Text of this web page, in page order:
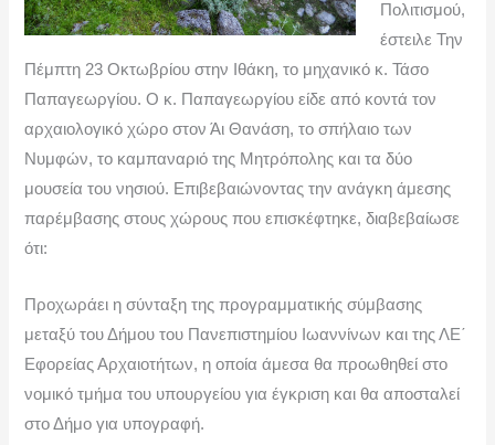
Πολιτισμού,
έστειλε Την
Πέμπτη 23 Οκτωβρίου στην Ιθάκη, το μηχανικό κ. Τάσο
Παπαγεωργίου. Ο κ. Παπαγεωργίου είδε από κοντά τον
αρχαιολογικό χώρο στον Άι Θανάση, το σπήλαιο των
Νυμφών, το καμπαναριό της Μητρόπολης και τα δύο
μουσεία του νησιού. Επιβεβαιώνοντας την ανάγκη άμεσης
παρέμβασης στους χώρους που επισκέφτηκε, διαβεβαίωσε
ότι:
Προχωράει η σύνταξη της προγραμματικής σύμβασης
μεταξύ του Δήμου του Πανεπιστημίου Ιωαννίνων και της ΛΕ΄
Εφορείας Αρχαιοτήτων, η οποία άμεσα θα προωθηθεί στο
νομικό τμήμα του υπουργείου για έγκριση και θα αποσταλεί
στο Δήμο για υπογραφή.